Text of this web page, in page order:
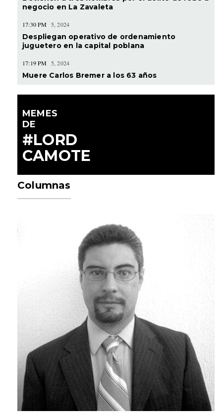
negocio en La Zavaleta
17:30 PM 5, 2024
Despliegan operativo de ordenamiento
juguetero en la capital poblana
17:19 PM 5, 2024
Muere Carlos Bremer a los 63 años
MEMES
DE
#LORD
CAMOTE
Columnas